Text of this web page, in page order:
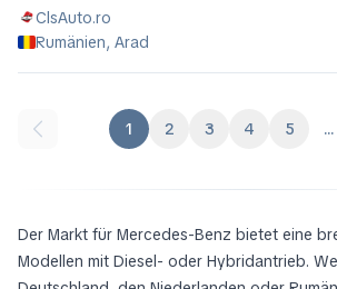
ClsAuto.ro
Rumänien, Arad
1 2 3 4 5 ...
Der Markt für Mercedes-Benz bietet eine
Modellen mit Diesel- oder Hybridantrieb.